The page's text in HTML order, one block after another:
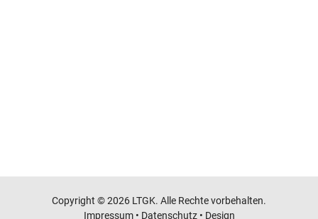
Copyright © 2026 LTGK. Alle Rechte vorbehalten.
Impressum• Datenschutz• Design